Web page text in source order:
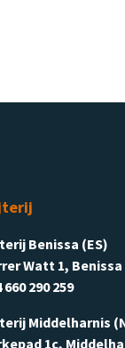
Benissa (ES)
Watt 1, Benissa
660 290 259
Middelharnis
1c,